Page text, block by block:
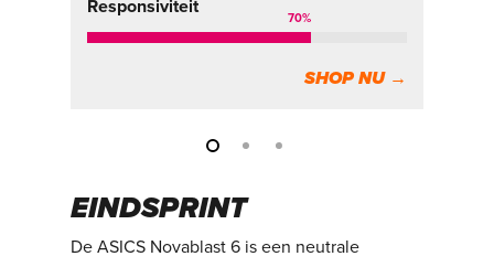
Responsiviteit
70%
SHOP NU →
EINDSPRINT
De ASICS Novablast 6 is een neutrale